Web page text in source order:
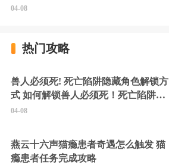
04-08
热门攻略
兽人必须死! 死亡陷阱隐藏角色解锁方
式 如何解锁兽人必须死！死亡陷阱中
的隐藏角色
04-08
燕云十六声猫瘾患者奇遇怎么触发 猫
瘾患者任务完成攻略